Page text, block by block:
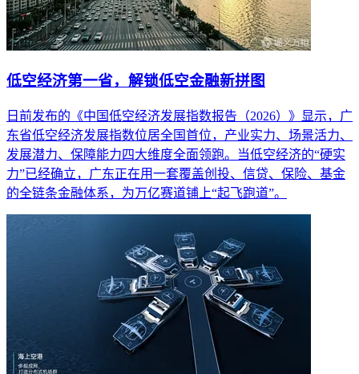
低空经济第一省，解锁低空金融新拼图
日前发布的《中国低空经济发展指数报告（2026）》显示，广
东省低空经济发展指数位居全国首位，产业实力、场景活力、
发展潜力、保障能力四大维度全面领跑。当低空经济的“硬实
力”已经确立，广东正在用一套覆盖创投、信贷、保险、基金
的全链条金融体系，为万亿赛道铺上“起飞跑道”。